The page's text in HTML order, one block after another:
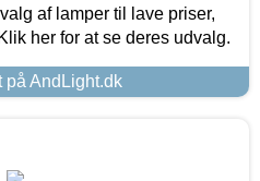
af lamper til lave priser,
her for at se deres udvalg.
på AndLight.dk